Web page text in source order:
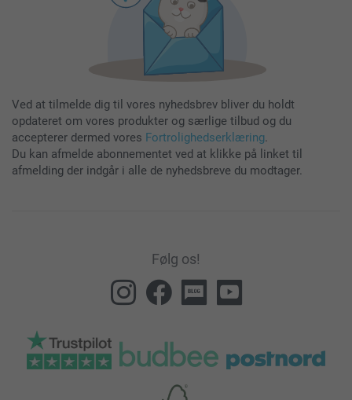
Ved at tilmelde dig til vores nyhedsbrev bliver du holdt
opdateret om vores produkter og særlige tilbud og du
accepterer dermed vores Fortrolighedserklæring.
Du kan afmelde abonnementet ved at klikke på linket til
afmelding der indgår i alle de nyhedsbreve du modtager.
Følg os!